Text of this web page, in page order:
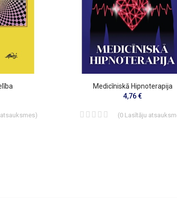
)
Medicīniskā Hipnoterapija
4,76 €
(0Lasītāju